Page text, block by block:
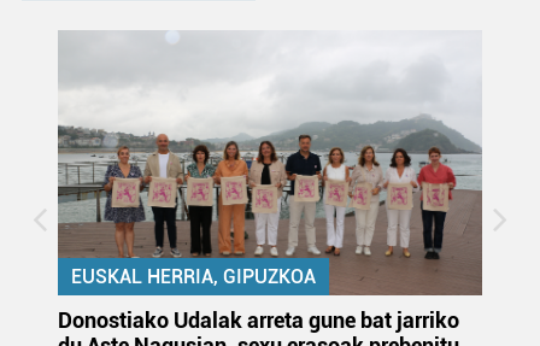
EUSKAL HERRIA, GIPUZKOA
Donostiako Udalak arreta gune bat jarriko